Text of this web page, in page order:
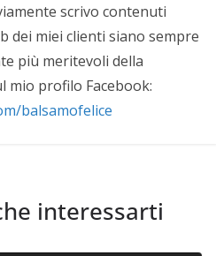
scrivo contenuti
dei miei clienti siano sempre
più meritevoli della
mio profilo Facebook:
balsamofelice
interessarti